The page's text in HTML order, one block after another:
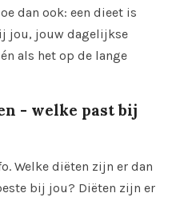
dan ook: een dieet is
jou, jouw dagelijkse
als het op de lange
- welke past bij
Welke diëten zijn er dan
bij jou? Diëten zijn er